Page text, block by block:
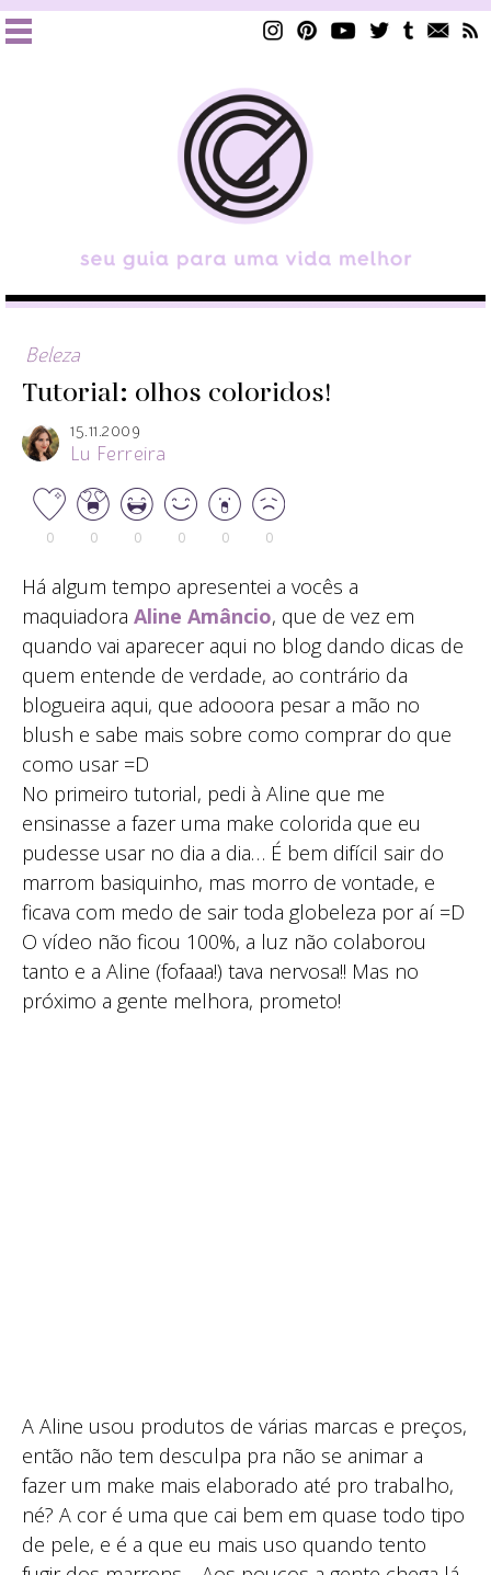
Beleza
Tutorial: olhos coloridos!
15.11.2009
Lu Ferreira
0 0 0 0 0 0
Há algum tempo apresentei a vocês a
maquiadora Aline Amâncio, que de vez em
quando vai aparecer aqui no blog dando dicas de
quem entende de verdade, ao contrário da
blogueira aqui, que adooora pesar a mão no
blush e sabe mais sobre como comprar do que
como usar =D
No primeiro tutorial, pedi à Aline que me
ensinasse a fazer uma make colorida que eu
pudesse usar no dia a dia… É bem difícil sair do
marrom basiquinho, mas morro de vontade, e
ficava com medo de sair toda globeleza por aí =D
O vídeo não ficou 100%, a luz não colaborou
tanto e a Aline (fofaaa!) tava nervosa!! Mas no
próximo a gente melhora, prometo!
A Aline usou produtos de várias marcas e preços,
então não tem desculpa pra não se animar a
fazer um make mais elaborado até pro trabalho,
né? A cor é uma que cai bem em quase todo tipo
de pele, e é a que eu mais uso quando tento